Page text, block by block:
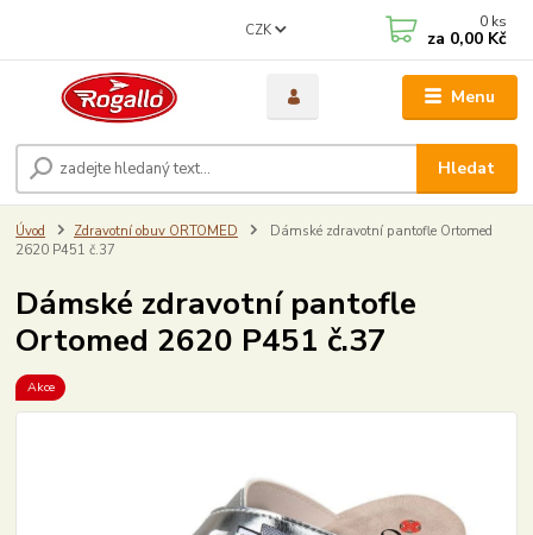
Menu
CZK
Hledat
0 ks
za 0,00 Kč
Úvod Zdravotní obuv ORTOMED
Dámské zdravotní pantofle Ortomed
2620 P451 č.37
Dámské zdravotní pantofle
Ortomed 2620 P451 č.37
Akce